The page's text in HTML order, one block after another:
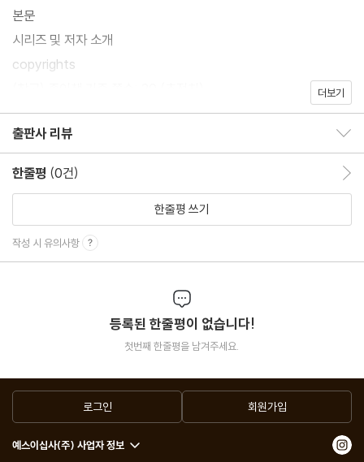
본문
시리즈 및 저자 소개
copyrights
더보기
출판사 리뷰
한줄평 (0건)
한줄평 쓰기
작성 시 유의사항
등록된 한줄평이 없습니다!
첫번째 한줄평을 남겨주세요.
로그인 회원가입
예스이십사(주) 사업자 정보